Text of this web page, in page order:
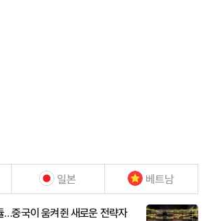
일본 베트남
…중국이 움켜쥔 새로운 전략자